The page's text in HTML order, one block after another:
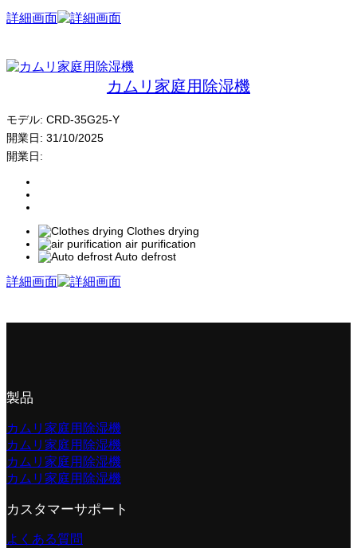
詳細画面
カムリ家庭用除湿機
モデル: CRD-35G25-Y
開業日: 31/10/2025
開業日:
Clothes drying
air purification
Auto defrost
詳細画面
製品
カムリ家庭用除湿機
カムリ家庭用除湿機
カムリ家庭用除湿機
カムリ家庭用除湿機
カスタマーサポート
よくある質問